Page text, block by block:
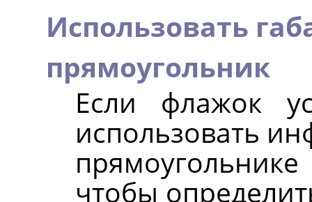
Использовать
прямоугольник
Если флажок
использовать
чтобы